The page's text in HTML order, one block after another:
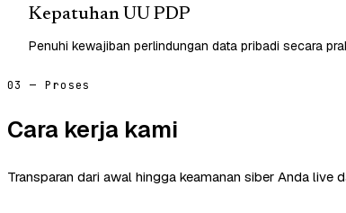
Kepatuhan UU PDP
Penuhi kewajiban perlindungan data pribadi secara
03 — Proses
Cara kerja kami
Transparan dari awal hingga keamanan siber Anda live